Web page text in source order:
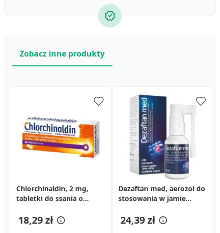
Zobacz inne produkty
Chlorchinaldin, 2 mg,
tabletki do ssania o
20 szt.
18,29 zł
Dezaftan med, aerozol do
stosowania w jamie
24,39 zł